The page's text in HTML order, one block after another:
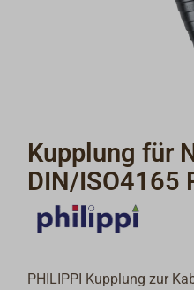
Kupplung für
DIN/ISO4165
PHILIPPI Kupplung zur